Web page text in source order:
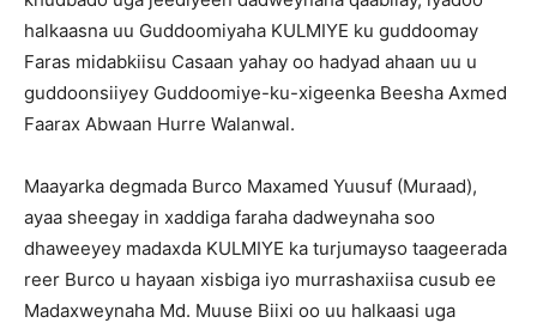
halkaasna uu Guddoomiyaha KULMIYE ku guddoomay
Faras midabkiisu Casaan yahay oo hadyad ahaan uu u
guddoonsiiyey Guddoomiye-ku-xigeenka Beesha Axmed
Faarax Abwaan Hurre Walanwal.
Maayarka degmada Burco Maxamed Yuusuf (Muraad),
ayaa sheegay in xaddiga faraha dadweynaha soo
dhaweeyey madaxda KULMIYE ka turjumayso taageerada
reer Burco u hayaan xisbiga iyo murrashaxiisa cusub ee
Madaxweynaha Md. Muuse Biixi oo uu halkaasi uga